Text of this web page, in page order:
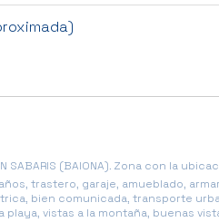
SABARIS (BAIONA). Zona con la
trastero, garaje, amueblado,
bien comunicada, transporte
vistas a la montaña, buenas